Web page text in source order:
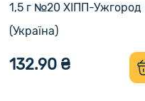
1,5 г №20 ХІПП-Ужгород
(Україна)
132.90 ₴